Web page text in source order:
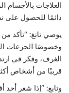
العلاجات بالأجسام
دائمًا للحصول
وخصوصًا الجرعات
الغرف، وفكر في
قريبًا من أشخاص
وتابع: “إذا شعر